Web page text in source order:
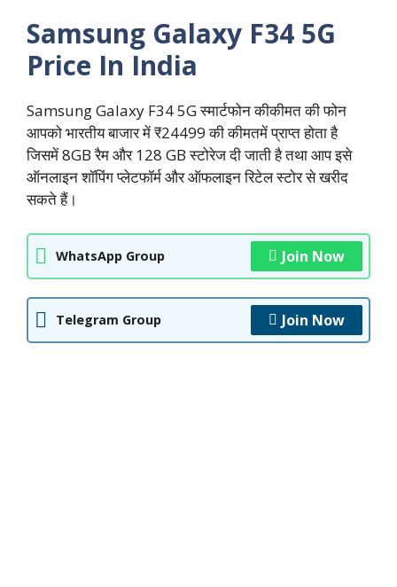
Samsung Galaxy F34 5G
Price In India
Samsung Galaxy F34 5G स्मार्टफोन कीकीमत की फोन
आपको भारतीय बाजार में ₹24499 की कीमतमें प्राप्त होता है
जिसमें 8GB रैम और 128 GB स्टोरेज दी जाती है तथा आप इसे
ऑनलाइन शॉपिंग प्लेटफॉर्म और ऑफलाइन रिटेल स्टोर से खरीद
सकते हैं।
WhatsApp Group Join Now
Telegram Group Join Now